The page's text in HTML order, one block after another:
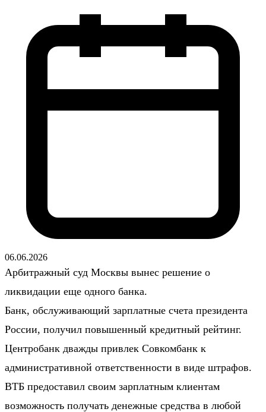
06.06.2026
Арбитражный суд Москвы вынес решение о
ликвидации еще одного банка.
Банк, обслуживающий зарплатные счета президента
России, получил повышенный кредитный рейтинг.
Центробанк дважды привлек Совкомбанк к
административной ответственности в виде штрафов.
ВТБ предоставил своим зарплатным клиентам
возможность получать денежные средства в любой